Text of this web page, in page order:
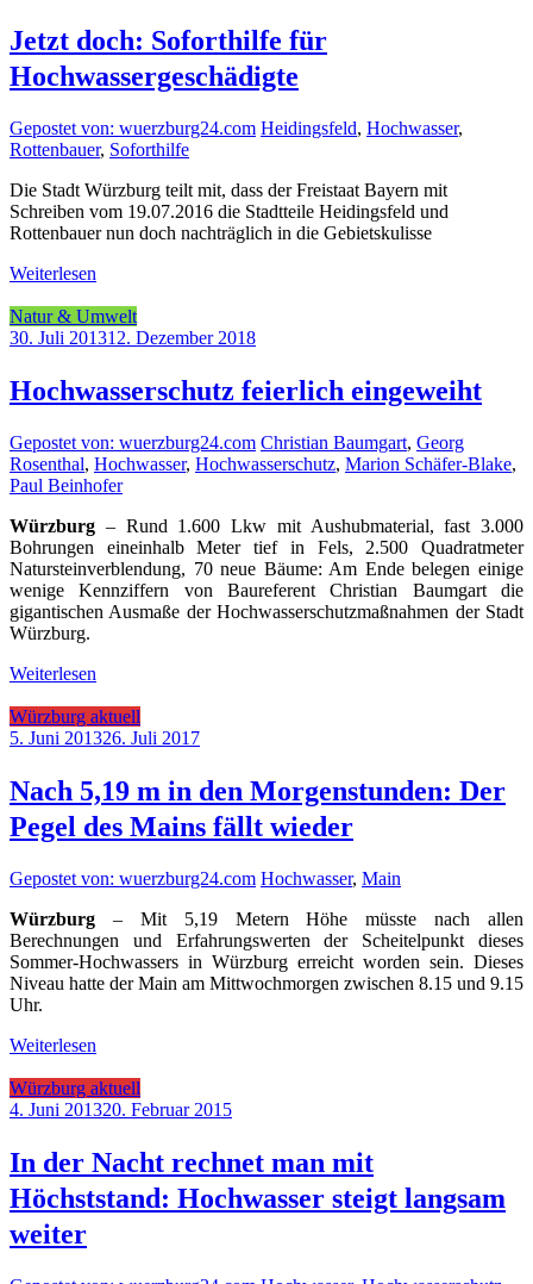
Jetzt doch: Soforthilfe für
Hochwassergeschädigte
Gepostet von: wuerzburg24.com Heidingsfeld, Hochwasser,
Rottenbauer, Soforthilfe
Die Stadt Würzburg teilt mit, dass der Freistaat Bayern mit
Schreiben vom 19.07.2016 die Stadtteile Heidingsfeld und
Rottenbauer nun doch nachträglich in die Gebietskulisse
Weiterlesen
Natur & Umwelt
30. Juli 201312. Dezember 2018
Hochwasserschutz feierlich eingeweiht
Gepostet von: wuerzburg24.com Christian Baumgart, Georg
Rosenthal, Hochwasser, Hochwasserschutz, Marion Schäfer-Blake,
Paul Beinhofer
Würzburg – Rund 1.600 Lkw mit Aushubmaterial, fast 3.000
Bohrungen eineinhalb Meter tief in Fels, 2.500 Quadratmeter
Natursteinverblendung, 70 neue Bäume: Am Ende belegen einige
wenige Kennziffern von Baureferent Christian Baumgart die
gigantischen Ausmaße der Hochwasserschutzmaßnahmen der Stadt
Würzburg.
Weiterlesen
Würzburg aktuell
5. Juni 201326. Juli 2017
Nach 5,19 m in den Morgenstunden: Der
Pegel des Mains fällt wieder
Gepostet von: wuerzburg24.com Hochwasser, Main
Würzburg – Mit 5,19 Metern Höhe müsste nach allen
Berechnungen und Erfahrungswerten der Scheitelpunkt dieses
Sommer-Hochwassers in Würzburg erreicht worden sein. Dieses
Niveau hatte der Main am Mittwochmorgen zwischen 8.15 und 9.15
Uhr.
Weiterlesen
Würzburg aktuell
4. Juni 201320. Februar 2015
In der Nacht rechnet man mit
Höchststand: Hochwasser steigt langsam
weiter